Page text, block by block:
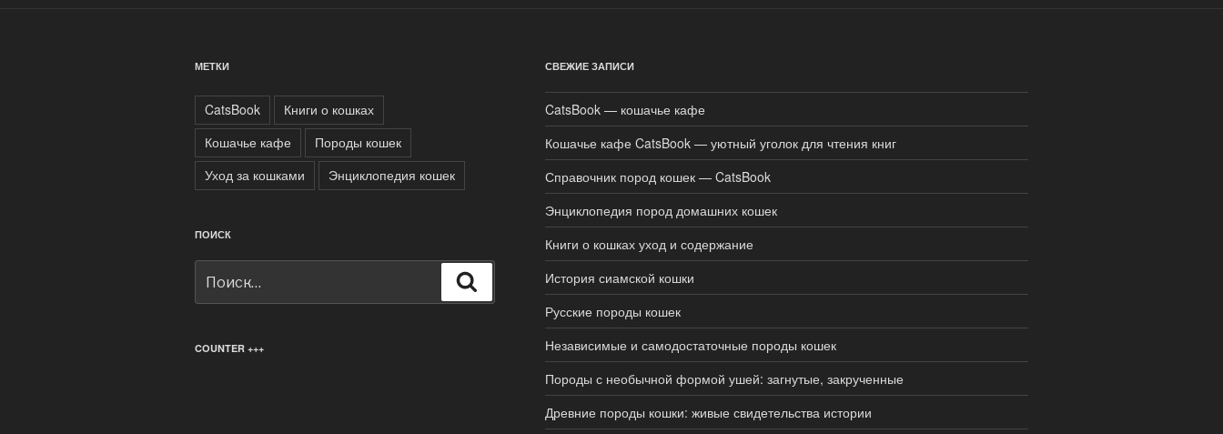
МЕТКИ
CatsBook
Книги о кошках
Кошачье кафе
Породы кошек
Уход за кошками
Энциклопедия кошек
ПОИСК
COUNTER +++
СВЕЖИЕ ЗАПИСИ
CatsBook — кошачье кафе
Кошачье кафе CatsBook — уютный уголок для чтения книг
Справочник пород кошек — CatsBook
Энциклопедия пород домашних кошек
Книги о кошках уход и содержание
История сиамской кошки
Русские породы кошек
Независимые и самодостаточные породы кошек
Породы с необычной формой ушей: загнутые, закрученные
Древние породы кошки: живые свидетельства истории